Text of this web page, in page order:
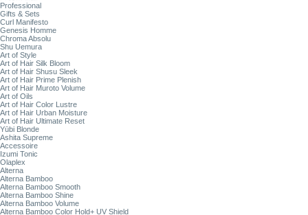
Professional
Gifts & Sets
Curl Manifesto
Genesis Homme
Chroma Absolu
Shu Uemura
Art of Style
Art of Hair Silk Bloom
Art of Hair Shusu Sleek
Art of Hair Prime Plenish
Art of Hair Muroto Volume
Art of Oils
Art of Hair Color Lustre
Art of Hair Urban Moisture
Art of Hair Ultimate Reset
Yūbi Blonde
Ashita Supreme
Accessoire
Izumi Tonic
Olaplex
Alterna
Alterna Bamboo
Alterna Bamboo Smooth
Alterna Bamboo Shine
Alterna Bamboo Volume
Alterna Bamboo Color Hold+ UV Shield